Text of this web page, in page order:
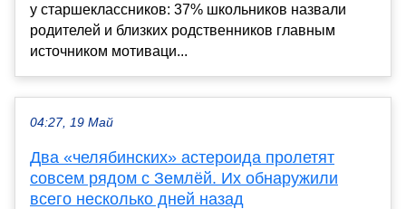
у старшеклассников: 37% школьников назвали
родителей и близких родственников главным
источником мотиваци...
04:27, 19 Май
Два «челябинских» астероида пролетят
совсем рядом с Землёй. Их обнаружили
всего несколько дней назад